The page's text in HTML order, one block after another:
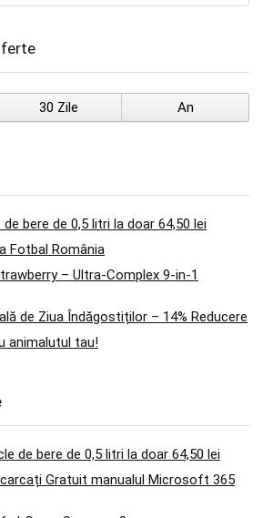
30 Zile An
bere de 0,5 litri la doar 64,50 lei
Fotbal România
– Ultra-Complex 9-in-1
de Ziua Îndăgostiților – 14% Reducere
animalutul tau!
de bere de 0,5 litri la doar 64,50 lei
Gratuit manualul Microsoft 365